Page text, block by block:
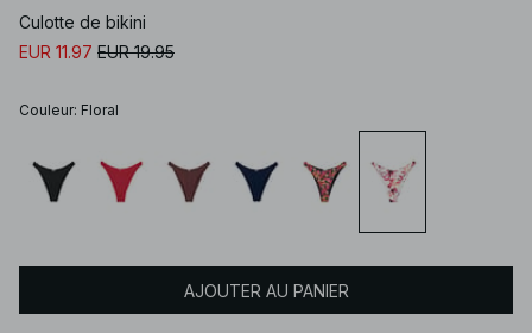
Culotte de bikini
EUR 11.97 EUR 19.95
Couleur: Floral
AJOUTER AU PANIER